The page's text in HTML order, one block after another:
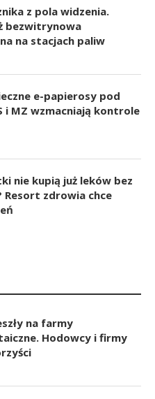
z pola widzenia.
bezwitrynowa
na stacjach paliw
e-papierosy pod
i MZ wzmacniają kontrole
nie kupią już leków bez
Resort zdrowia chce
na farmy
Hodowcy i firmy